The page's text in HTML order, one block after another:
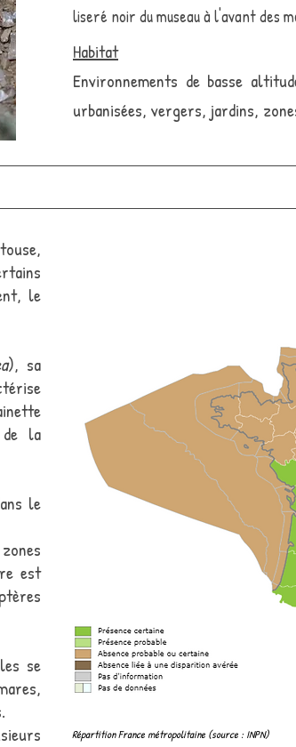
liseré noir du museau à l'avant des
Habitat
Environnements de basse
urbanisées, vergers, jardins,
le
), sa
la
le
est
se
Répartition France métropolitaine (source : INPN)